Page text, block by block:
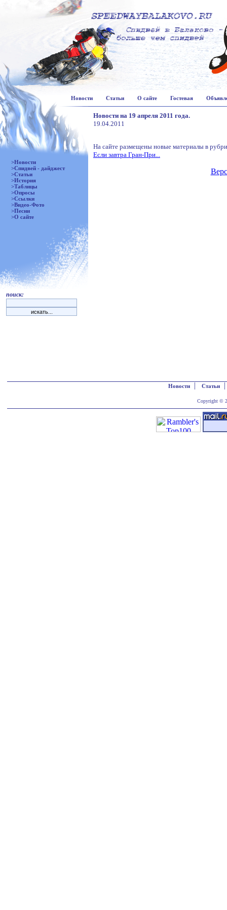
Новости Статьи О сайте Гостевая
>Новости
>Спидвей - дайджест
>Статьи
>История
>Таблицы
>Опросы
>Ссылки
>Видео-Фото
>Песни
>О сайте
поиск:
Новости на 19 апреля 2011 года.
19.04.2011
На сайте размещены новые материалы в
Если завтра Гран-При...
Новости| Статьи
Copyright ©